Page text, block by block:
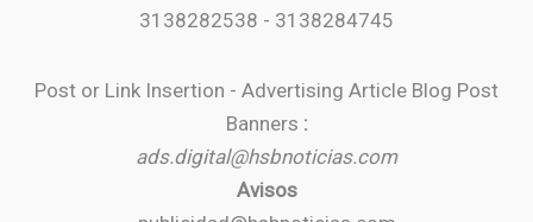
3138282538 - 3138284745
Post or Link Insertion - Advertising Article Blog Post
Banners :
ads.digital@hsbnoticias.com
Avisos